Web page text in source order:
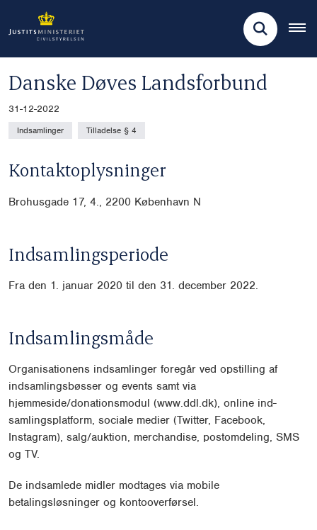
Danske Døves Landsforbund
31-12-2022
Indsamlinger Tilladelse § 4
Kontaktoplysninger
Brohusgade 17, 4., 2200 København N
Indsamlingsperiode
Fra den 1. januar 2020 til den 31. december 2022.
Indsamlingsmåde
Organisationens indsamlinger foregår ved opstilling af
indsamlingsbøsser og events samt via
hjemmeside/donationsmodul (www.ddl.dk), online ind-
samlingsplatform, sociale medier (Twitter, Facebook,
Instagram), salg/auktion, merchandise, postomdeling, SMS
og TV.
De indsamlede midler modtages via mobile
betalingsløsninger og kontooverførsel.